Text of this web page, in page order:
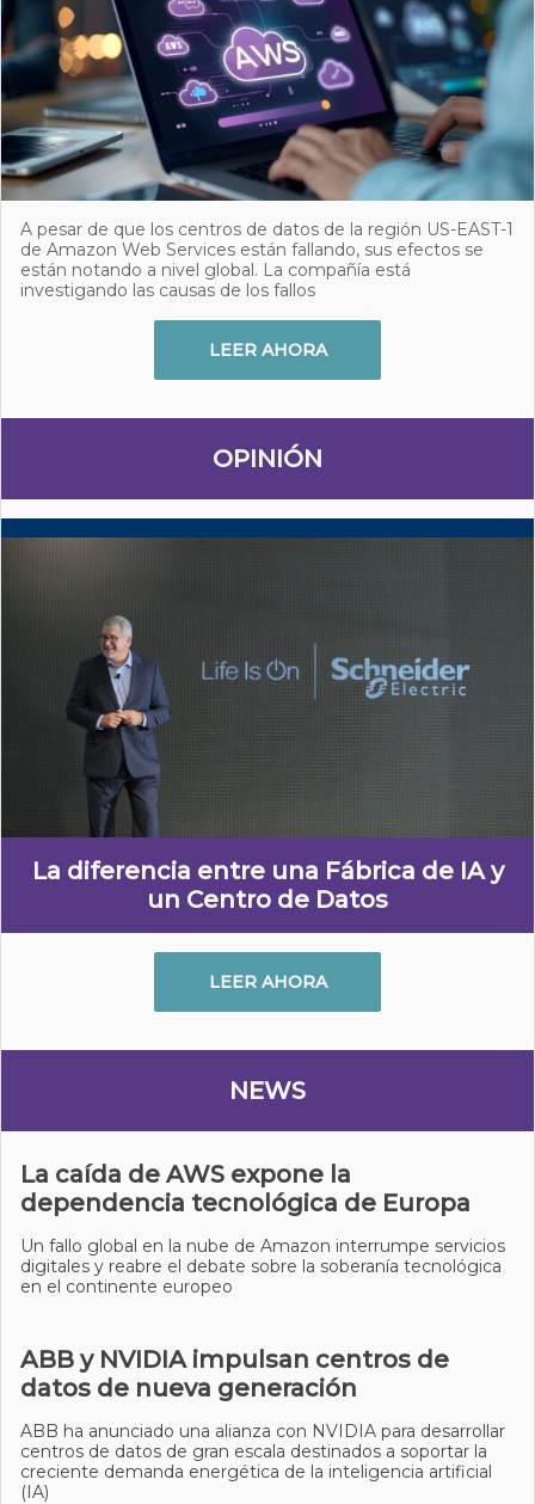
A pesar de que los centros de datos de la región US-EAST-1
de Amazon Web Services están fallando, sus efectos se
están notando a nivel global. La compañía está
investigando las causas de los fallos
LEER AHORA
OPINIÓN
La diferencia entre una Fábrica de IA y
un Centro de Datos
LEER AHORA
NEWS
La caída de AWS expone la
dependencia tecnológica de Europa
Un fallo global en la nube de Amazon interrumpe servicios
digitales y reabre el debate sobre la soberanía tecnológica
en el continente europeo
ABB y NVIDIA impulsan centros de
datos de nueva generación
ABB ha anunciado una alianza con NVIDIA para desarrollar
centros de datos de gran escala destinados a soportar la
creciente demanda energética de la inteligencia artificial
(IA)